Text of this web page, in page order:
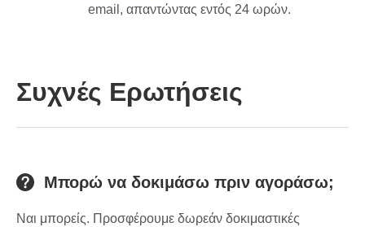
email, απαντώντας εντός 24 ωρών.
Συχνές Ερωτήσεις
Μπορώ να δοκιμάσω πριν αγοράσω;
Ναι μπορείς. Προσφέρουμε δωρεάν δοκιμαστικές